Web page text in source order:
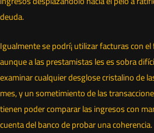
deuda.
Igualmente se podrí¡ utilizar facturas con
aunque a las prestamistas les es sobra
examinar cualquier desglose cristalino de
mes, y un sometimiento de las
tienen poder comparar las ingresos con
cuenta del banco de probar una coherencia.